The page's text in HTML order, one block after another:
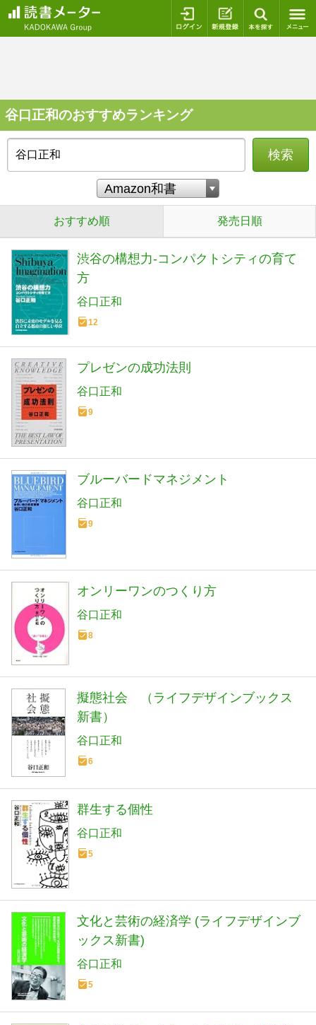
ログイン 新規登録
谷口正和のおすすめランキング
検索
おすすめ順 発売日順
渋谷の構想力-コンパクトシティの育て
方
谷口正和
12
プレゼンの成功法則
谷口正和
9
ブルーバードマネジメント
谷口正和
9
オンリーワンのつくり方
谷口正和
8
擬態社会 （ライフデザインブックス
新書）
谷口正和
6
群生する個性
谷口正和
5
文化と芸術の経済学 (ライフデザインブ
ックス新書)
谷口正和
5